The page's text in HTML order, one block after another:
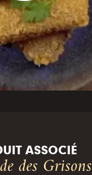
ASSOCIÉ
des Grisons